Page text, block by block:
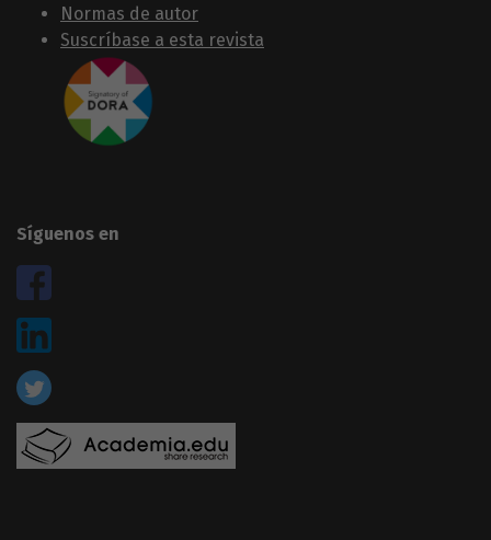
Normas de autor
Suscríbase a esta revista
Síguenos en